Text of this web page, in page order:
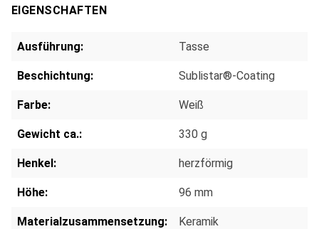
EIGENSCHAFTEN
Ausführung: Tasse
Beschichtung: Sublistar®-Coating
Farbe: Weiß
Gewicht ca.: 330 g
Henkel: herzförmig
Höhe: 96 mm
Materialzusammensetzung: Keramik